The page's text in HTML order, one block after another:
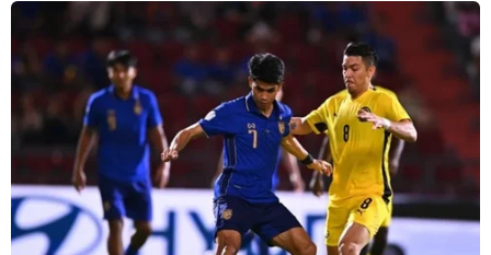
Lượng khách vẫn cao, ngành đường sắt chạy
thêm tàu Thống Nhất, Hải Phòng
PODCAST MỚI NHẤT